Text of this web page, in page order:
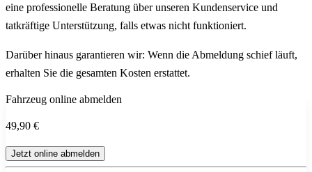
eine professionelle Beratung über unseren Kundenservice und
tatkräftige Unterstützung, falls etwas nicht funktioniert.
Darüber hinaus garantieren wir: Wenn die Abmeldung schief läuft,
erhalten Sie die gesamten Kosten erstattet.
Fahrzeug online abmelden
49,90 €
Jetzt online abmelden